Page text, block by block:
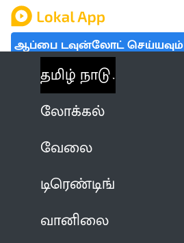
ஆப்பை டவுன்லோட் செய்யவும்
தமிழ் நாடு
லோக்கல்
வேலை
டிரெண்டிங்
வானிலை